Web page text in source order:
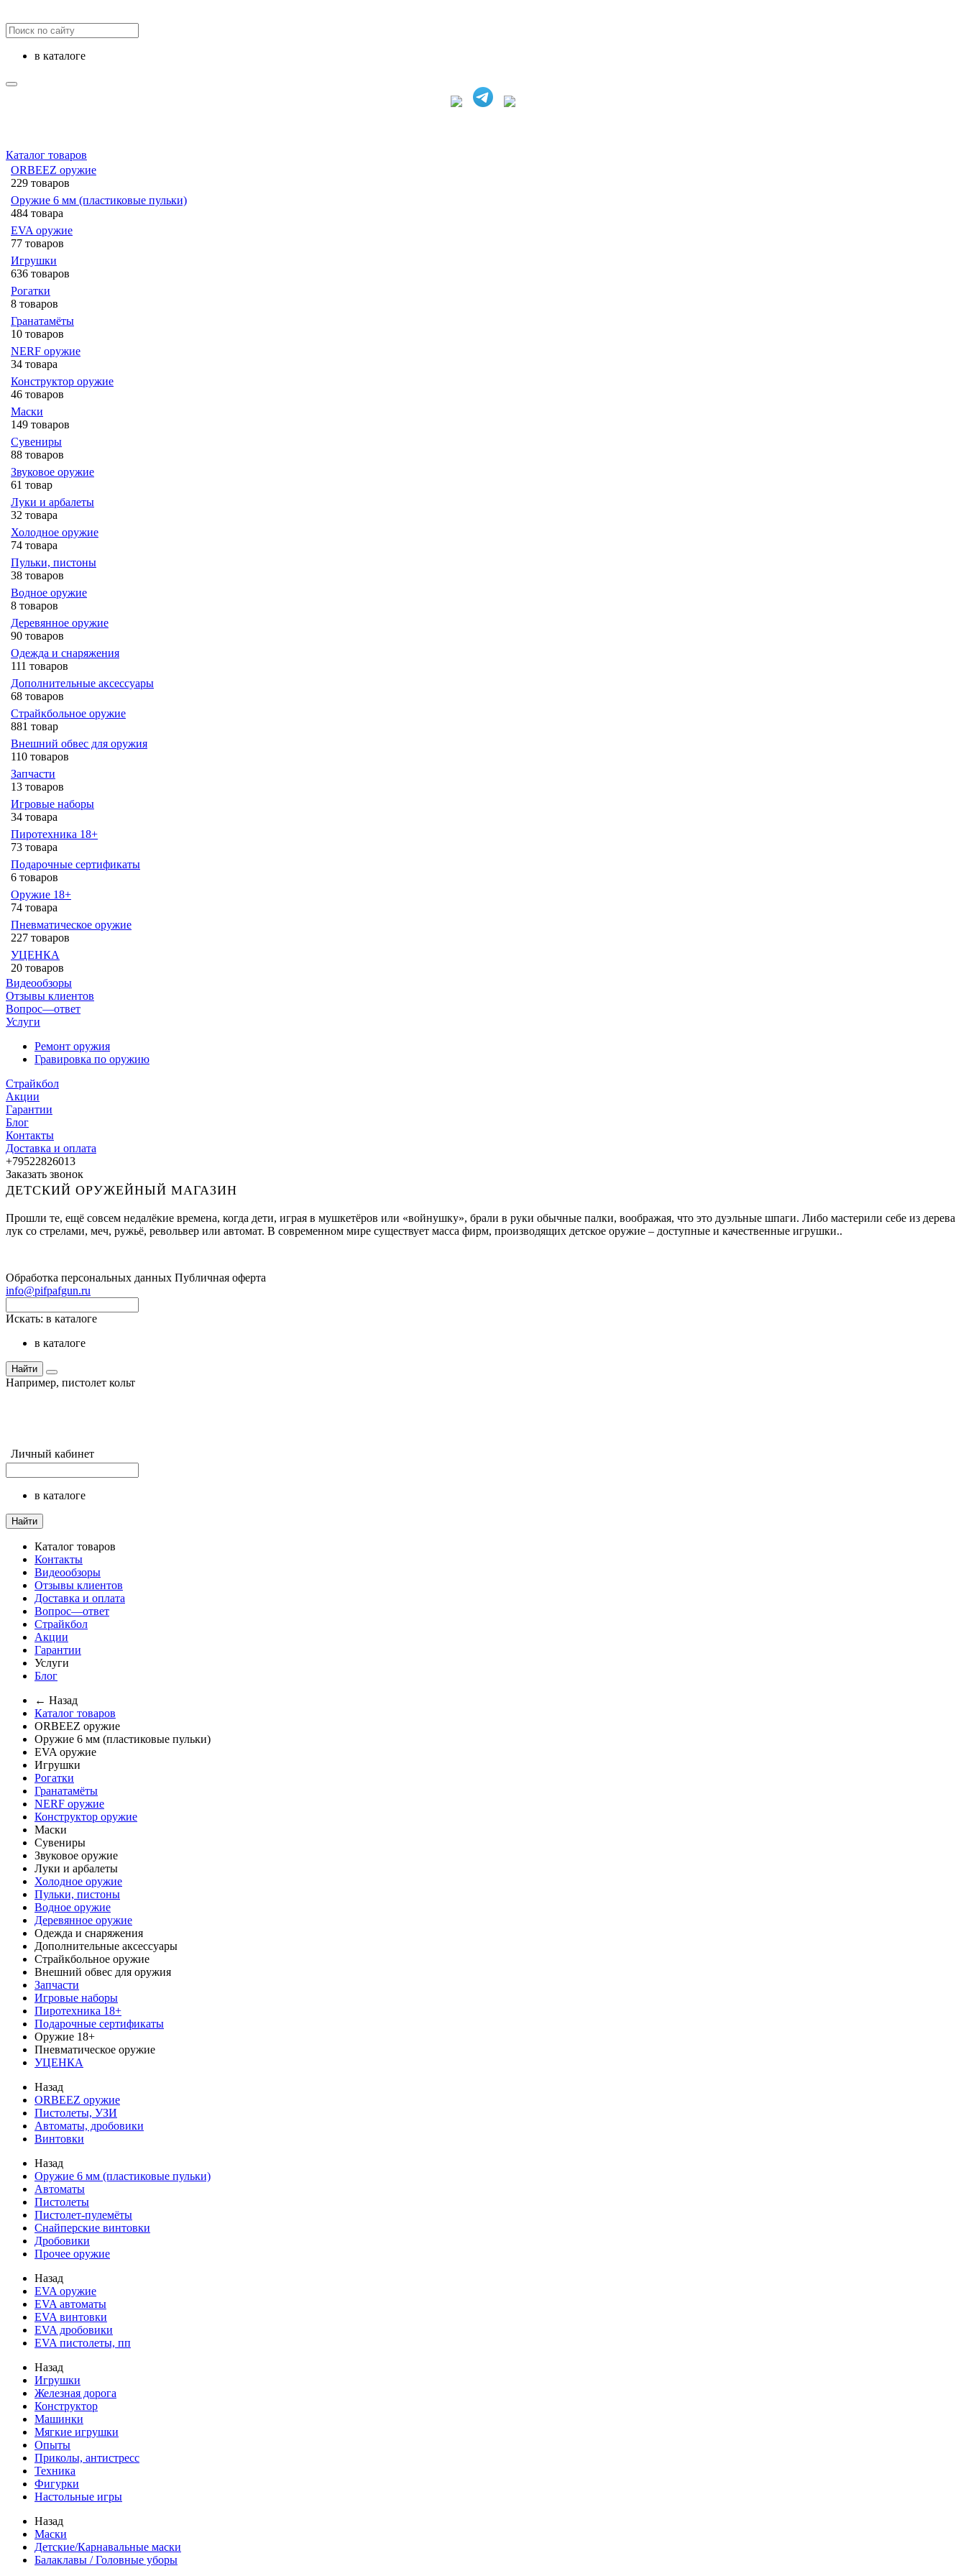
в каталоге
Каталог товаров
ORBEEZ оружие
229 товаров
Оружие 6 мм (пластиковые пульки)
484 товара
EVA оружие
77 товаров
Игрушки
636 товаров
Рогатки
8 товаров
Гранатамёты
10 товаров
NERF оружие
34 товара
Конструктор оружие
46 товаров
Маски
149 товаров
Сувениры
88 товаров
Звуковое оружие
61 товар
Луки и арбалеты
32 товара
Холодное оружие
74 товара
Пульки, пистоны
38 товаров
Водное оружие
8 товаров
Деревянное оружие
90 товаров
Одежда и снаряжения
111 товаров
Дополнительные аксессуары
68 товаров
Страйкбольное оружие
881 товар
Внешний обвес для оружия
110 товаров
Запчасти
13 товаров
Игровые наборы
34 товара
Пиротехника 18+
73 товара
Подарочные сертификаты
6 товаров
Оружие 18+
74 товара
Пневматическое оружие
227 товаров
УЦЕНКА
20 товаров
Видеообзоры
Отзывы клиентов
Вопрос—ответ
Услуги
Ремонт оружия
Гравировка по оружию
Страйкбол
Акции
Гарантии
Блог
Контакты
Доставка и оплата
+79522826013
Заказать звонок
ДЕТСКИЙ ОРУЖЕЙНЫЙ МАГАЗИН
Прошли те, ещё совсем недалёкие времена, когда дети, играя в мушкетёров или «войнушку», брали в руки обычные палки, воображая, что это дуэльные шпаги. Либо мастерили себе из дерева
лук со стрелами, меч, ружьё, револьвер или автомат. В современном мире существует масса фирм, производящих детское оружие – доступные и качественные игрушки..
Обработка персональных данных Публичная оферта
info@pifpafgun.ru
Искать: в каталоге
в каталоге
Найти
Например, пистолет кольт
Личный кабинет
в каталоге
Найти
Каталог товаров
Контакты
Видеообзоры
Отзывы клиентов
Доставка и оплата
Вопрос—ответ
Страйкбол
Акции
Гарантии
Услуги
Блог
← Назад
Каталог товаров
ORBEEZ оружие
Оружие 6 мм (пластиковые пульки)
EVA оружие
Игрушки
Рогатки
Гранатамёты
NERF оружие
Конструктор оружие
Маски
Сувениры
Звуковое оружие
Луки и арбалеты
Холодное оружие
Пульки, пистоны
Водное оружие
Деревянное оружие
Одежда и снаряжения
Дополнительные аксессуары
Страйкбольное оружие
Внешний обвес для оружия
Запчасти
Игровые наборы
Пиротехника 18+
Подарочные сертификаты
Оружие 18+
Пневматическое оружие
УЦЕНКА
Назад
ORBEEZ оружие
Пистолеты, УЗИ
Автоматы, дробовики
Винтовки
Назад
Оружие 6 мм (пластиковые пульки)
Автоматы
Пистолеты
Пистолет-пулемёты
Снайперские винтовки
Дробовики
Прочее оружие
Назад
EVA оружие
EVA автоматы
EVA винтовки
EVA дробовики
EVA пистолеты, пп
Назад
Игрушки
Железная дорога
Конструктор
Машинки
Мягкие игрушки
Опыты
Приколы, антистресс
Техника
Фигурки
Настольные игры
Назад
Маски
Детские/Карнавальные маски
Балаклавы / Головные уборы